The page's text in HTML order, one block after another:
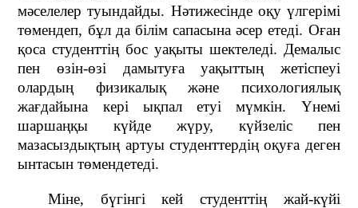
мәселелер туындайды. Нәтижесінде оқу үлгерімі
төмендеп, бұл да білім сапасына әсер етеді. Оған
қоса студенттің бос уақыты шектеледі. Демалыс
пен өзін-өзі дамытуға уақыттың жетіспеуі
олардың физикалық және психологиялық
жағдайына кері ықпал етуі мүмкін. Үнемі
шаршаңқы күйде жүру, күйзеліс пен
мазасыздықтың артуы студенттердің оқуға деген
ынтасын төмендетеді.
Міне, бүгінгі кей студенттің жай-күйі